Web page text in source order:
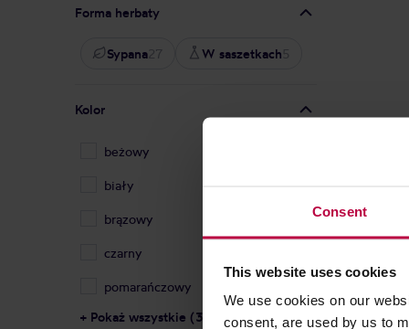
Consent
This website uses cookies
We use cookies on our
consent, are used by us to
Forma herbaty
Sypana27 W saszetkach5
Kolor
beżowy
biały
brązowy
czarny
pomarańczowy
+ Pokaż wszystkie (3)